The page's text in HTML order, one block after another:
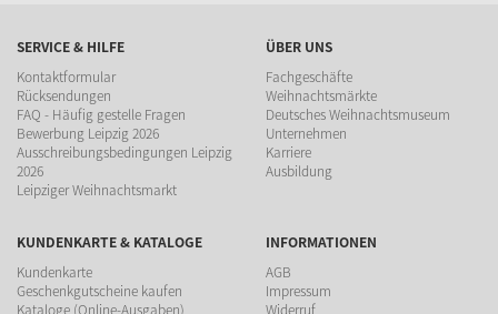
SERVICE & HILFE
Kontaktformular
Rücksendungen
FAQ - Häufig gestelle Fragen
Bewerbung Leipzig 2026
Ausschreibungsbedingungen Leipzig
2026
Leipziger Weihnachtsmarkt
ÜBER UNS
Fachgeschäfte
Weihnachtsmärkte
Deutsches Weihnachtsmuseum
Unternehmen
Karriere
Ausbildung
KUNDENKARTE & KATALOGE
Kundenkarte
Geschenkgutscheine kaufen
Kataloge (Online-Ausgaben)
INFORMATIONEN
AGB
Impressum
Widerruf